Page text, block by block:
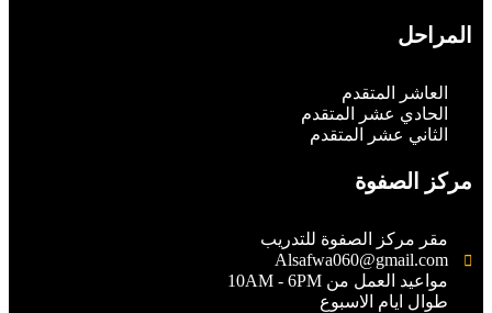
المراحل
العاشر المتقدم
الحادي عشر المتقدم
الثاني عشر المتقدم
مركز الصفوة
مقر مركز الصفوة للتدريب
Alsafwa060@gmail.com
مواعيد العمل من 10AM - 6PM
طوال ايام الاسبوع